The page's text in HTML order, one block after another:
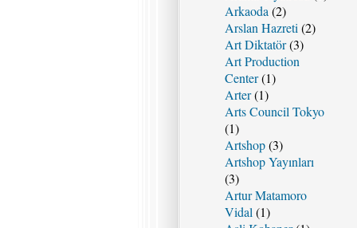
Arkaoda (2)
Arslan Hazreti (2)
Art Diktatör(3)
Art Production
Center(1)
Arter(1)
Arts Council Tokyo
(1)
Artshop(3)
Artshop Yayınları
(3)
Artur Matamoro
Vidal (1)